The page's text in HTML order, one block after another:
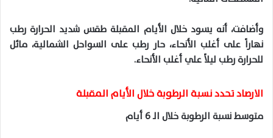
وأضافت، أنه يسود خلال الأيام المقبلة طقس شديد الحرارة رطب
نهاراً على أغلب الأنحاء، حار رطب على السواحل الشمالية، مائل
للحرارة رطب ليلاً علي أغلب الأنحاء.
الارصاد تحدد نسبة الرطوبة خلال الأيام المقبلة
متوسط نسبة الرطوبة خلال الـ 6 أيام